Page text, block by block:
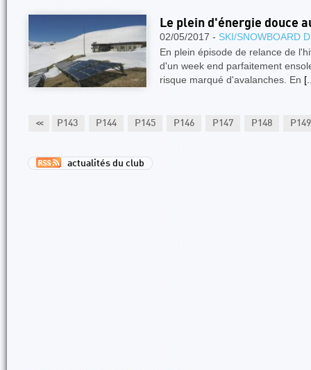
Le plein d'énergie douce
02/05/2017 - SKI/SNOWBOARD
En plein épisode de relance de
d'un week end parfaitement
risque marqué d'avalanches. En
<<
P142 P143 P144 P145 P146 P147 P148 P149
actualités du club